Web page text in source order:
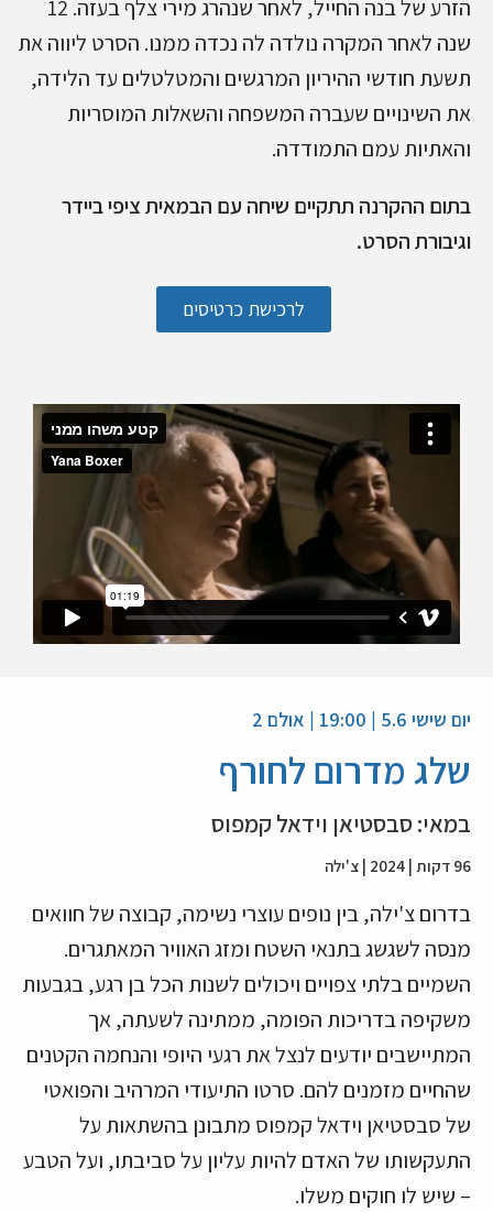
הזרע של בנה החייל, לאחר שנהרג מירי צלף בעזה. 12
שנה לאחר המקרה נולדה לה נכדה ממנו. הסרט ליווה את
תשעת חודשי ההיריון המרגשים והמטלטלים עד הלידה,
את השינויים שעברה המשפחה והשאלות המוסריות
והאתיות עמם התמודדה.
בתום ההקרנה תתקיים שיחה עם הבמאית ציפי ביידר
וגיבורת הסרט.
לרכישת כרטיסים
יום שישי 5.6 | 19:00 | אולם 2
שלג מדרום לחורף
במאי: סבסטיאן וידאל קמפוס
96 דקות | 2024 | צ'ילה
בדרום צ'ילה, בין נופים עוצרי נשימה, קבוצה של חוואים
מנסה לשגשג בתנאי השטח ומזג האוויר המאתגרים.
השמיים בלתי צפויים ויכולים לשנות הכל בן רגע, בגבעות
משקיפה בדריכות הפומה, ממתינה לשעתה, אך
המתיישבים יודעים לנצל את רגעי היופי והנחמה הקטנים
שהחיים מזמנים להם. סרטו התיעודי המרהיב והפואטי
של סבסטיאן וידאל קמפוס מתבונן בהשתאות על
התעקשותו של האדם להיות עליון על סביבתו, ועל הטבע
– שיש לו חוקים משלו.